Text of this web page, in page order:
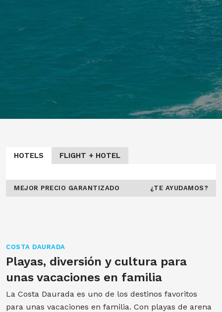
HOTELS FLIGHT + HOTEL
MEJOR PRECIO GARANTIZADO ¿TE AYUDAMOS?
COSTA DAURADA
Playas, diversión y cultura para
unas vacaciones en familia
La Costa Daurada es uno de los destinos favoritos
para unas vacaciones en familia. Con playas de arena